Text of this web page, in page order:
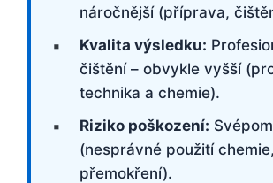
náročnější (příprava,
Kvalita výsledku:
čištění – obvykle vyšší
technika a chemie).
Riziko poškození:
(nesprávné použití chemie,
přemokření).